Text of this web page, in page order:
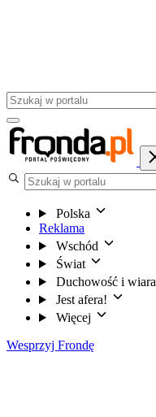
Polska
Reklama
Wschód
Świat
Duchowość i wiara
Jest afera!
Więcej
Wesprzyj Frondę